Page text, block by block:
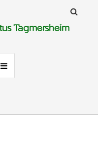
Tagmersheim